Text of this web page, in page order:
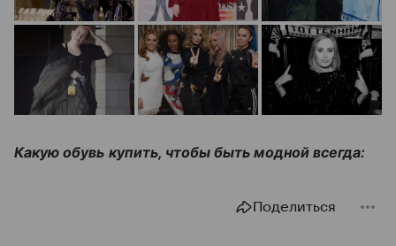
Какую обувь купить, чтобы быть модной всегда:
Поделиться